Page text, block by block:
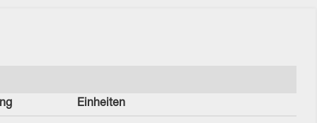
Einheiten